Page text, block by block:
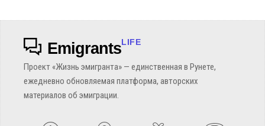
EmigrantsLIFE
Проект «Жизнь эмигранта» — единственная в Рунете,
ежедневно обновляемая платформа, авторских
материалов об эмиграции.